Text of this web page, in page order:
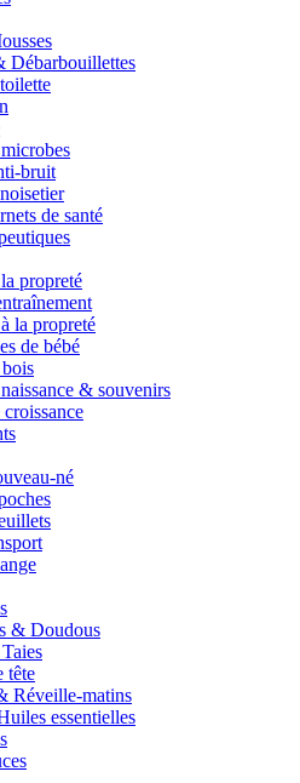
Débarbouillettes
bruit
de santé
propreté
la propreté
de bébé
& souvenirs
né
& Doudous
tête
Réveille-matins
essentielles